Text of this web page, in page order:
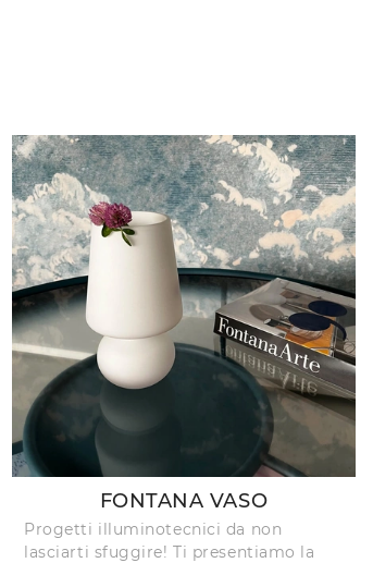
FONTANA VASO
Progetti illuminotecnici da non
lasciarti sfuggire! Ti presentiamo la